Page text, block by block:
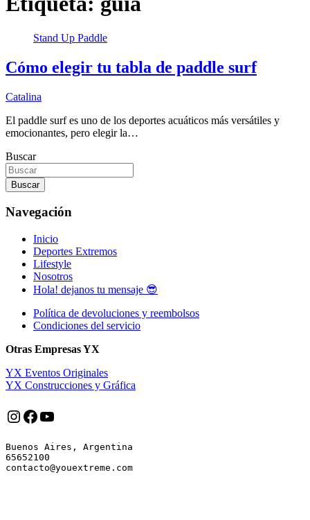
Stand Up Paddle
Cómo elegir tu tabla de paddle surf
Catalina
El paddle surf es uno de los deportes acuáticos más versátiles y
emocionantes, pero elegir la…
Buscar
Buscar
Navegación
Inicio
Deportes Extremos
Lifestyle
Nosotros
Hola! dejanos tu mensaje 😎
Política de devoluciones y reembolsos
Condiciones del servicio
Otras Empresas YX
YX Eventos Originales
YX Construcciones y Gráfica
Instagram
Facebook
YouTube
Buenos Aires, Argentina
65652100